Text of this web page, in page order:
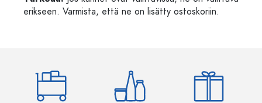
erikseen. Varmista, että ne on lisätty ostoskoriin.